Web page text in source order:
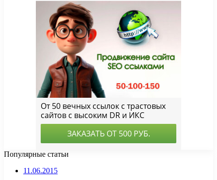
Популярные статьи
11.06.2015